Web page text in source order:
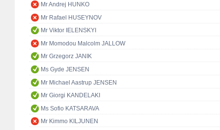
Mr Andrej HUNKO
Mr Rafael HUSEYNOV
Mr Viktor IELENSKYI
Mr Momodou Malcolm JALLOW
Mr Grzegorz JANIK
Ms Gyde JENSEN
Mr Michael Aastrup JENSEN
Mr Giorgi KANDELAKI
Ms Sofio KATSARAVA
Mr Kimmo KILJUNEN